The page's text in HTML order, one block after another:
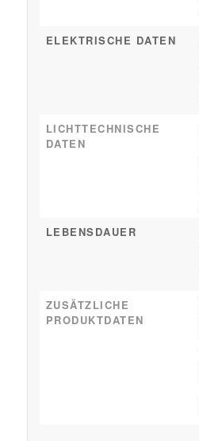
ELEKTRISCHE DATEN
LICHTTECHNISCHE
DATEN
LEBENSDAUER
ZUSÄTZLICHE
PRODUKTDATEN